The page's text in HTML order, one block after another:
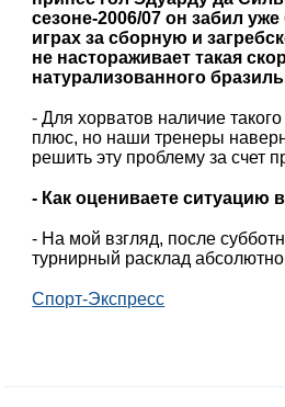
сезоне-2006/07 он забил
играх за сборную и
не настораживает такая
натурализованного
- Для хорватов наличие
плюс, но наши тренеры
решить эту проблему за счет
- Как оцениваете ситуацию
- На мой взгляд, после
турнирный расклад
Спорт-Экспресс